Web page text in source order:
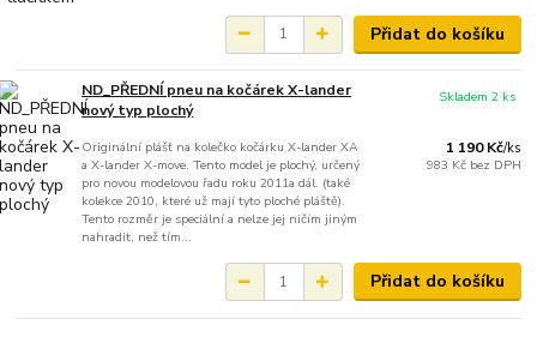
Přidat do košíku
ND_PŘEDNÍ pneu na kočárek X-lander
nový typ plochý
Originální plášť na kolečko kočárku X-lander XA
a X-lander X-move. Tento model je plochý, určený
pro novou modelovou řadu roku 2011a dál. (také
kolekce 2010, které už mají tyto ploché pláště).
Tento rozměr je speciální a nelze jej ničím jiným
nahradit, než tím...
1 190 Kč/ks
983 Kč bez DPH
Skladem 2 ks
Přidat do košíku